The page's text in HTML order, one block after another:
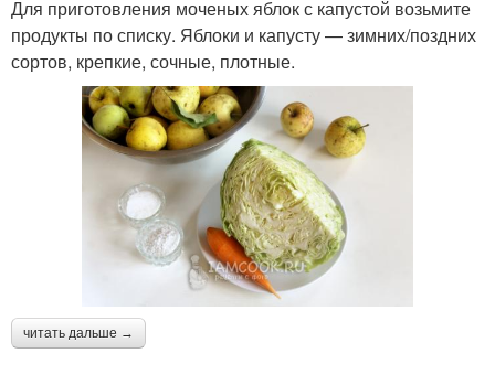
Для приготовления моченых яблок с капустой возьмите
продукты по списку. Яблоки и капусту — зимних/поздних
сортов, крепкие, сочные, плотные.
читать дальше →